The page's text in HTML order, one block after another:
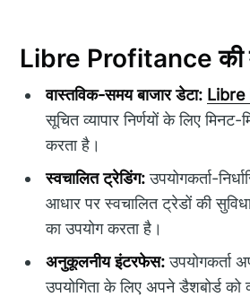
Libre Profitance की
वास्तविक-समय बाजार डेटा: Libre
सूचित व्यापार निर्णयों के लिए मिनट-
करता है।
स्वचालित ट्रेडिंग:उपयोगकर्ता-
आधार पर स्वचालित ट्रेडों की
का उपयोग करता है।
अनुकूलनीय इंटरफेस:उपयोगकर्ता
उपयोगिता के लिए अपने डैशबोर्ड को